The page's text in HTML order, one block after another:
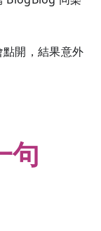
開，結果意外
句